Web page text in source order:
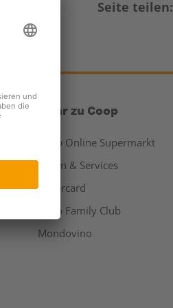
Seite teilen:
Mehr zu Coop
Coop Online Supermarkt
Läden & Services
Supercard
Hello Family Club
Mondovino